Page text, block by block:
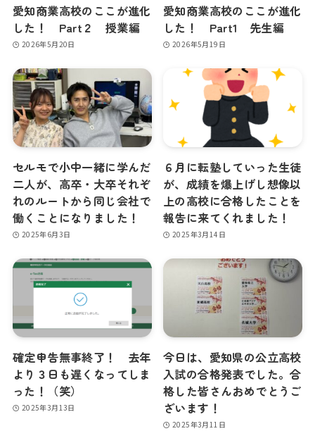
愛知商業高校のここが進化
した！ Part２ 授業編
2026年5月20日
愛知商業高校のここが進化
した！ Part1 先生編
2026年5月19日
セルモで小中一緒に学んだ
二人が、高卒・大卒それぞ
れのルートから同じ会社で
働くことになりました！
2025年6月3日
６月に転塾していった生徒
が、成績を爆上げし想像以
上の高校に合格したことを
報告に来てくれました！
2025年3月14日
確定申告無事終了！ 去年
より３日も遅くなってしま
った！（笑）
2025年3月13日
今日は、愛知県の公立高校
入試の合格発表でした。合
格した皆さんおめでとうご
ざいます！
2025年3月11日